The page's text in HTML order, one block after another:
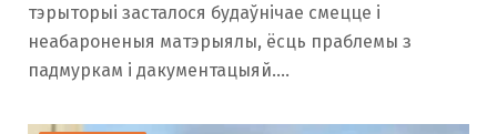
тэрыторыі засталося будаўнічае смецце і
неабароненыя матэрыялы, ёсць праблемы з
падмуркам і дакументацыяй.…